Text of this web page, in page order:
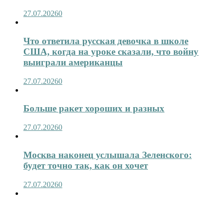
27.07.20260
Что ответила русская девочка в школе
США, когда на уроке сказали, что войну
выиграли американцы
27.07.20260
Больше ракет хороших и разных
27.07.20260
Москва наконец услышала Зеленского:
будет точно так, как он хочет
27.07.20260